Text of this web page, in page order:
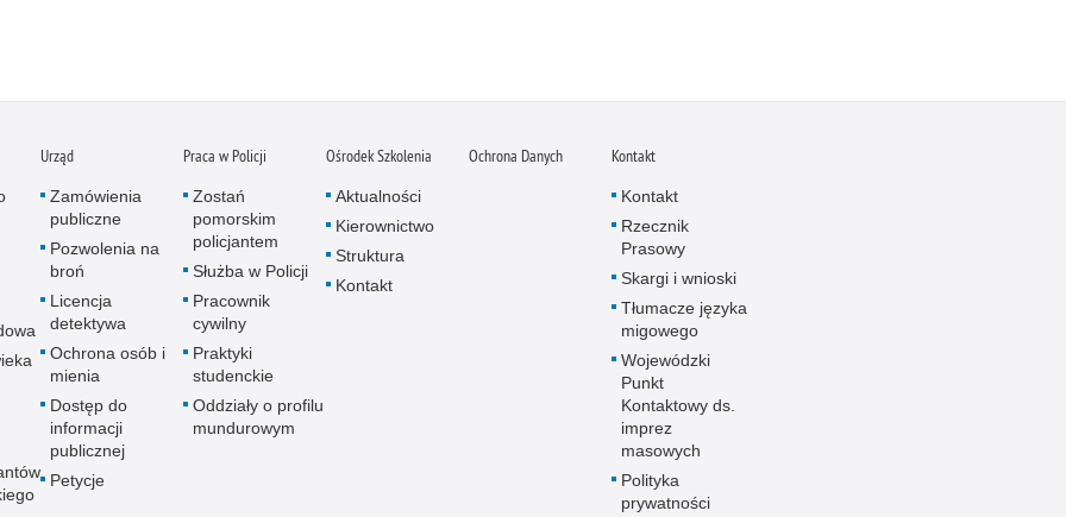
Urząd
Zamówienia
publiczne
Pozwolenia na
broń
Licencja
detektywa
Ochrona osób i
mienia
Dostęp do
informacji
publicznej
Petycje
Praca w Policji
Zostań
pomorskim
policjantem
Służba w Policji
Pracownik
cywilny
Praktyki
studenckie
Oddziały o profilu
mundurowym
Ośrodek Szkolenia
Aktualności
Kierownictwo
Struktura
Kontakt
Ochrona Danych Kontakt
Kontakt
Rzecznik
Prasowy
Skargi i wnioski
Tłumacze języka
migowego
Wojewódzki
Punkt
Kontaktowy ds.
imprez
masowych
Polityka
prywatności